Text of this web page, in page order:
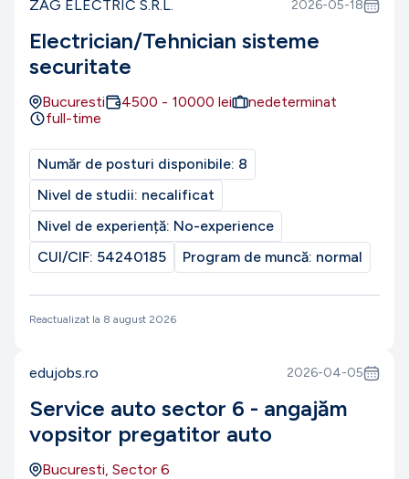
ZAG ELECTRIC S.R.L. 2026-05-18
Electrician/Tehnician sisteme
securitate
Bucuresti 4500 - 10000 lei
nedeterminat
full-time
Număr de posturi disponibile: 8
Nivel de studii: necalificat
Nivel de experiență: No-experience
CUI/CIF: 54240185 Program de muncă: normal
Reactualizat la 8 august 2026
edujobs.ro 2026-04-05
Service auto sector 6 - angajăm
vopsitor pregatitor auto
Bucuresti, Sector 6